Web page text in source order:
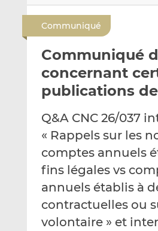
y
e
p
r
e
m
i
l
a
g
e
r
u
r
L
n
k
e
d
a
g
e
u
r
F
c
e
b
o
Communiqué
Communiqué
concernant
publications de
Q&A CNC 26/037
« Rappels sur les
comptes annuels
fins légales vs
annuels établis à
contractuelles ou
volontaire » et